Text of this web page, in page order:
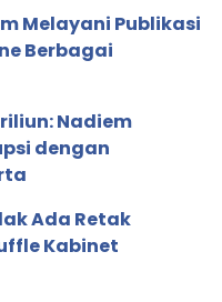
Melayani Publikasi
Berbagai
Nadiem
dengan
Ada Retak
Kabinet